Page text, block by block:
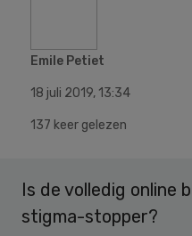
Emile Petiet
18 juli 2019, 13:34
137 keer gelezen
Is de volledig online
stigma-stopper?